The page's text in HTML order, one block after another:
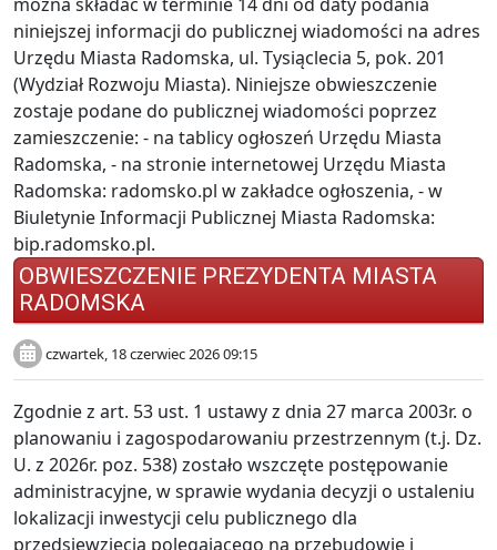
niniejszej informacji do publicznej wiadomości na adres
Urzędu Miasta Radomska, ul. Tysiąclecia 5, pok. 201
(Wydział Rozwoju Miasta). Niniejsze obwieszczenie
zostaje podane do publicznej wiadomości poprzez
zamieszczenie: - na tablicy ogłoszeń Urzędu Miasta
Radomska, - na stronie internetowej Urzędu Miasta
Radomska: radomsko.pl w zakładce ogłoszenia, - w
Biuletynie Informacji Publicznej Miasta Radomska:
bip.radomsko.pl.
OBWIESZCZENIE PREZYDENTA MIASTA
RADOMSKA
czwartek, 18 czerwiec 2026 09:15
Zgodnie z art. 53 ust. 1 ustawy z dnia 27 marca 2003r. o
planowaniu i zagospodarowaniu przestrzennym (t.j. Dz.
U. z 2026r. poz. 538) zostało wszczęte postępowanie
administracyjne, w sprawie wydania decyzji o ustaleniu
lokalizacji inwestycji celu publicznego dla
przedsięwzięcia polegającego na przebudowie i